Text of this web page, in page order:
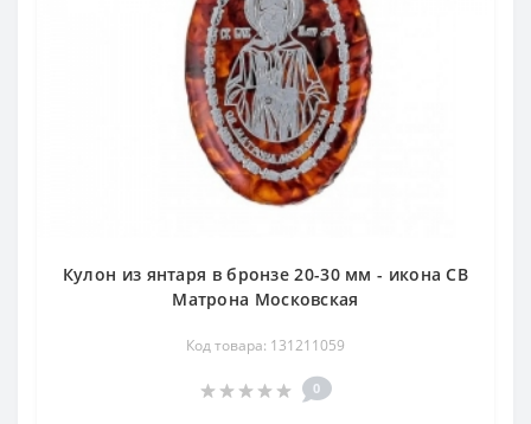
Кулон из янтаря в бронзе 20-30 мм - икона СВ
Матрона Московская
Код товара: 131211059
0